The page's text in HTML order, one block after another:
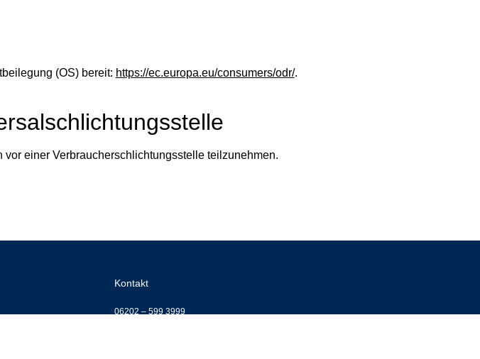
(OS) bereit: https://ec.europa.eu/consumers/odr/.
einer Verbraucherschlichtungsstelle teilzunehmen.
Kontakt
06202 – 599 3999